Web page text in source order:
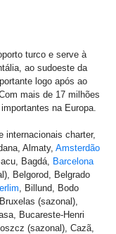
turco e serve à
ao sudoeste da
logo após ao
Com mais de 17 milhões
na Europa.
charter,
Almaty, Amsterdão
Bagdá, Barcelona
Belgorod, Belgrado
, Billund, Bodo
(sazonal),
Bucareste-Henri
(sazonal), Cazã,